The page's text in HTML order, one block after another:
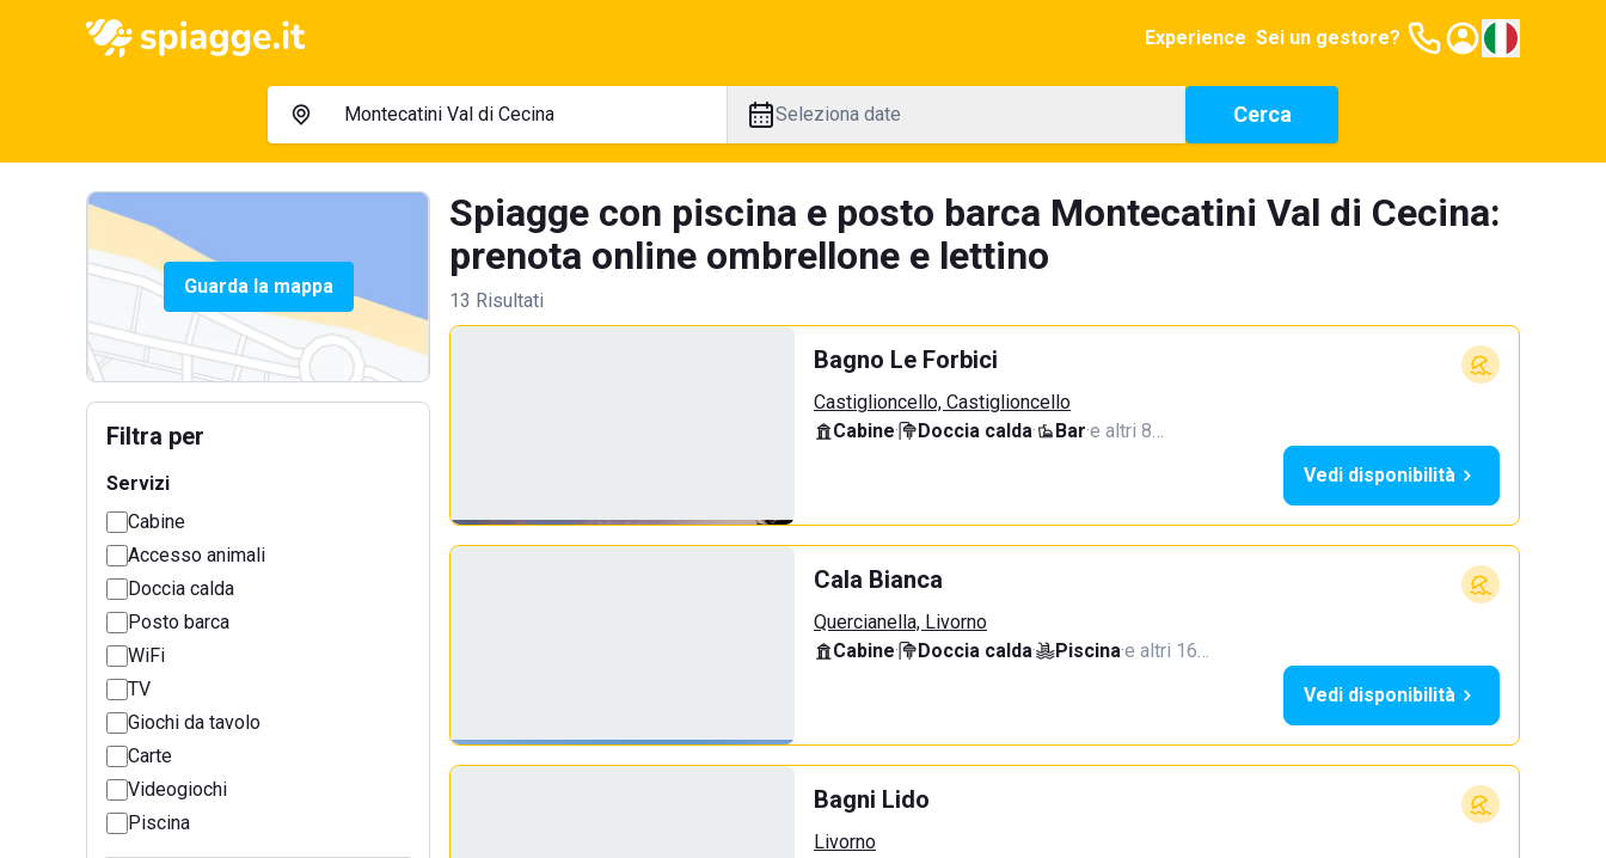
Experience Sei un gestore?
Seleziona date Cerca
Guarda la mappa
Filtra per
Servizi
Cabine
Accesso animali
Doccia calda
Posto barca
WiFi
TV
Giochi da tavolo
Carte
Videogiochi
Piscina
Spiagge con piscina e posto barca Montecatini Val di Cecina:
prenota online ombrellone e lettino
13 Risultati
Bagno Le Forbici
Castiglioncello, Castiglioncello
Cabine· Doccia calda· Bar·e altri 8…
Vedi disponibilità
Cala Bianca
Quercianella, Livorno
Cabine· Doccia calda· Piscina·e altri 16…
Vedi disponibilità
Bagni Lido
Livorno